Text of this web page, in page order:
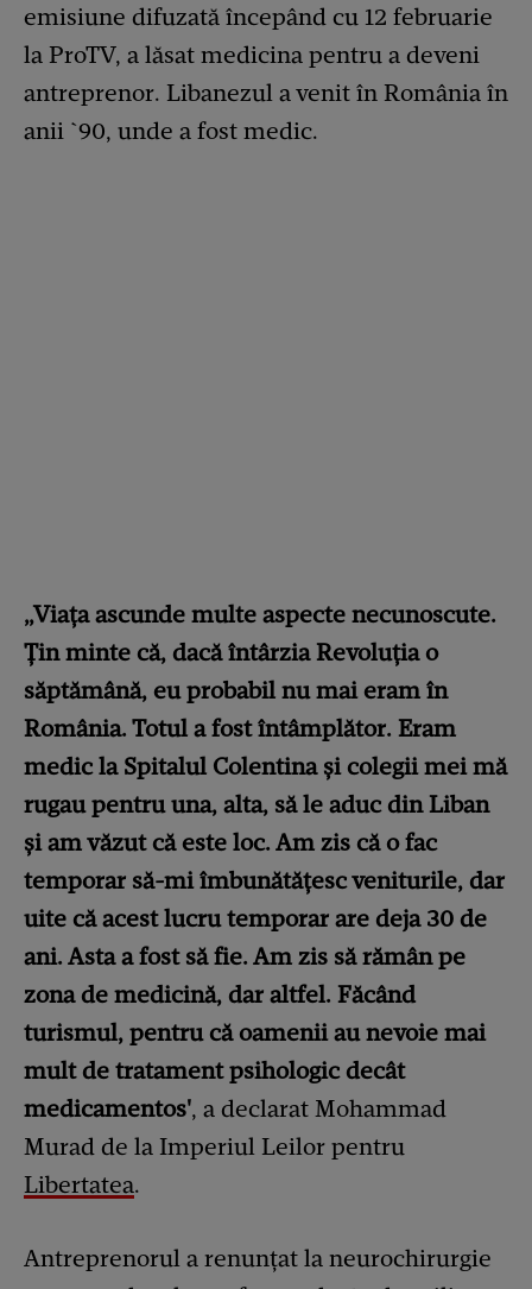
emisiune difuzată începând cu 12 februarie
la ProTV, a lăsat medicina pentru a deveni
antreprenor. Libanezul a venit în România în
anii `90, unde a fost medic.
„Viața ascunde multe aspecte necunoscute.
Țin minte că, dacă întârzia Revoluția o
săptămână, eu probabil nu mai eram în
România. Totul a fost întâmplător. Eram
medic la Spitalul Colentina și colegii mei mă
rugau pentru una, alta, să le aduc din Liban
și am văzut că este loc. Am zis că o fac
temporar să-mi îmbunătățesc veniturile, dar
uite că acest lucru temporar are deja 30 de
ani. Asta a fost să fie. Am zis să rămân pe
zona de medicină, dar altfel. Făcând
turismul, pentru că oamenii au nevoie mai
mult de tratament psihologic decât
medicamentos', a declarat Mohammad
Murad de la Imperiul Leilor pentru
Libertatea.
Antreprenorul a renunțat la neurochirurgie